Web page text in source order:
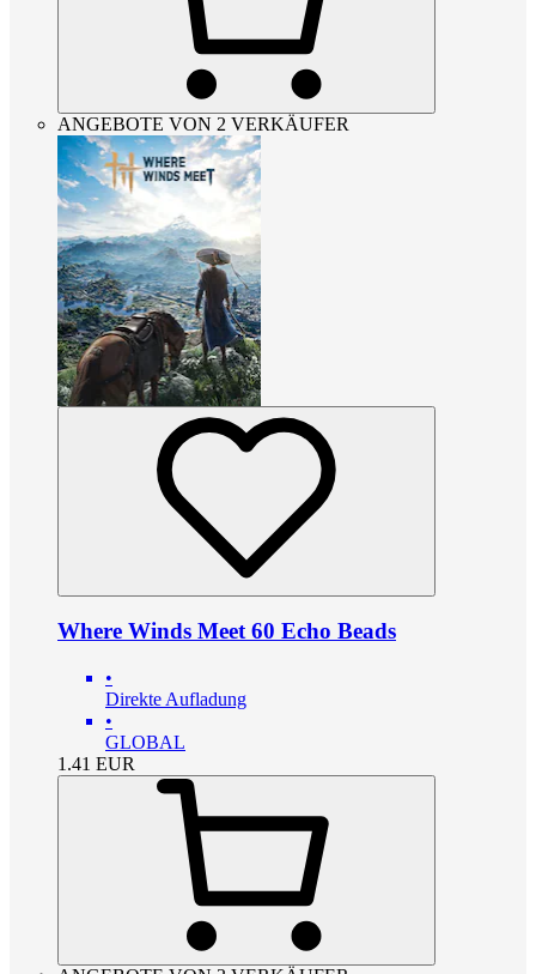
ANGEBOTE VON 2 VERKÄUFER
Where Winds Meet 60 Echo Beads
•
Direkte Aufladung
•
GLOBAL
1.41 EUR